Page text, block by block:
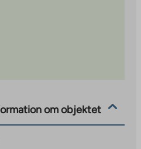
om objektet